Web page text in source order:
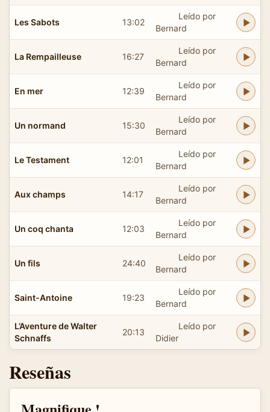
Les Sabots 13:02
Leído por
Bernard
La Rempailleuse 16:27
Leído por
Bernard
En mer 12:39
Leído por
Bernard
Un normand 15:30
Leído por
Bernard
Le Testament 12:01
Leído por
Bernard
Aux champs 14:17
Leído por
Bernard
Un coq chanta 12:03
Leído por
Bernard
Un fils 24:40
Leído por
Bernard
Saint-Antoine 19:23
Leído por
Bernard
L’Aventure de Walter
Schnaffs
20:13
Leído por
Didier
Reseñas